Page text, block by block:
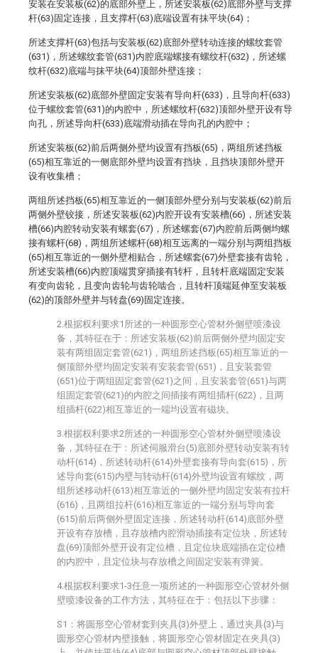
安装在安装板(62)的底部外壁上，所述安装板(62)底部外壁与支撑
杆(63)固定连接，且支撑杆(63)底端设置有抹平块(64)；
所述支撑杆(63)包括与安装板(62)底部外壁转动连接的螺纹套管
(631)，所述螺纹套管(631)内腔底端螺接有螺纹杆(632)，所述螺
纹杆(632)底端与抹平块(64)顶部外壁连接；
所述安装板(62)底部外壁固定安装有导向杆(633)，且导向杆(633)
位于螺纹套管(631)的内腔中，所述螺纹杆(632)顶部外壁开设有导
向孔，所述导向杆(633)底端滑动插在导向孔的内腔中；
所述安装板(62)前后两侧外壁均设置有挡板(65)，两组所述挡板
(65)相互靠近的一侧底部外壁均设置有挡块，且挡块顶部外壁开
设有收集槽；
两组所述挡板(65)相互靠近的一侧顶部外壁分别与安装板(62)前后
两侧外壁铰接，所述安装板(62)内腔开设有安装槽(66)，所述安装
槽(66)内腔转动安装有螺套(67)，所述螺套(67)内腔前后两侧均螺
接有螺杆(68)，两组所述螺杆(68)相互远离的一端分别与两组挡板
(65)相互靠近的一侧外壁相贴合，所述螺套(67)外壁套接有齿轮，
所述安装槽(66)内腔顶端贯穿插接有转杆，且转杆底端固定安装
有变向齿轮，且变向齿轮与齿轮啮合，且转杆顶端延伸至安装板
(62)的顶部外壁并与转盘(69)固定连接。
2.根据权利要求1所述的一种圆形空心管材外侧壁喷漆设
备，其特征在于：所述安装板(62)前后两侧外壁均固定安
装有两组固定套管(621)，两组所述挡板(65)相互靠近的一
侧顶部外壁均固定安装有安装套管(651)，且安装套管
(651)位于两组固定套管(621)之间，且安装套管(651)与两
组固定套管(621)的内腔之间插接有两组插杆(622)，且两
组插杆(622)相互靠近的一端均设置有磁块。
3.根据权利要求2所述的一种圆形空心管材外侧壁喷漆设
备，其特征在于：所述伺服滑台(5)底部外壁转动安装有转
动杆(614)，所述转动杆(614)外壁套接有导向套(615)，所
述导向套(615)内壁与转动杆(614)外壁均设置有螺纹，两
组所述移动杆(613)相互靠近的一侧外壁均固定安装有拉杆
(616)，且两组拉杆(616)相互靠近的一端分别与导向套
(615)前后两侧外壁固定连接，所述转动杆(614)底部外壁
开设有存放槽，且存放槽内腔滑动插接有定位块，所述转
盘(69)顶部外壁开设有定位槽，且定位块底端插在定位槽
的内腔中，且定位块与存放槽之间固定安装有弹簧。
4.根据权利要求1-3任意一项所述的一种圆形空心管材外侧
壁喷漆设备的工作方法，其特征在于：包括以下步骤：
S1：将圆形空心管材套到夹具(3)外壁上，通过夹具(3)与
圆形空心管材内壁接触，将圆形空心管材固定在夹具(3)